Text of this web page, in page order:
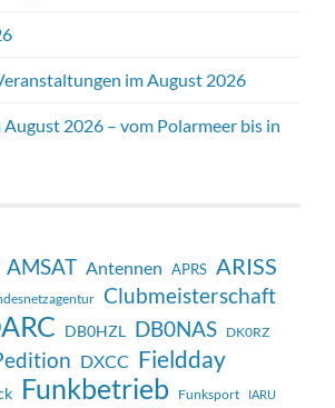
im August 2026
2026 – vom Polarmeer bis in
AMSAT Antennen APRS ARISS
Clubmeisterschaft
DB0HZL DB0NAS DK0RZ
DXCC Fieldday
Funkbetrieb Funksport IARU